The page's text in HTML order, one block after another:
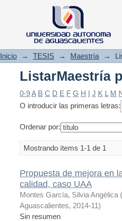
Inicio → TESIS → Maestría →
ListarMaestría
0-9A B C D E F G H I J K L M
O introducir las primeras letras:
Ordenar por:
Mostrando ítems 1-1 de 1
Propuesta de mejora en
calidad, caso UAA
Montes García, Silvia Angélica (
Aguascalientes, 2014-11)
Sin resumen